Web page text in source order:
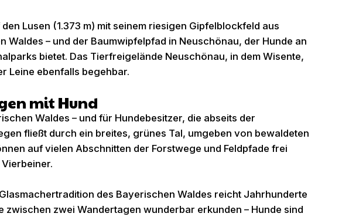
Lusen (1.373 m) mit seinem riesigen Gipfelblockfeld aus
– und der Baumwipfelpfad in Neuschönau, der Hunde an
bietet. Das Tierfreigelände Neuschönau, in dem Wisente,
Leine ebenfalls begehbar.
mit Hund
Waldes – und für Hundebesitzer, die abseits der
fließt durch ein breites, grünes Tal, umgeben von bewaldeten
auf vielen Abschnitten der Forstwege und Feldpfade frei
des Bayerischen Waldes reicht Jahrhunderte
zwei Wandertagen wunderbar erkunden – Hunde sind